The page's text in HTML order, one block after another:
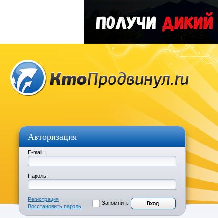
Авторизация
E-mail:
Пароль:
Регистрация
Восстановить пароль
Запомнить